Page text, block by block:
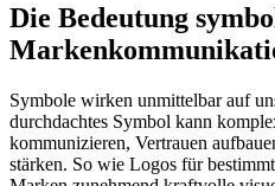
Die Bedeutung
Symbole wirken unmittelbar auf
durchdachtes Symbol kann
kommunizieren, Vertrauen
stärken. So wie Logos für